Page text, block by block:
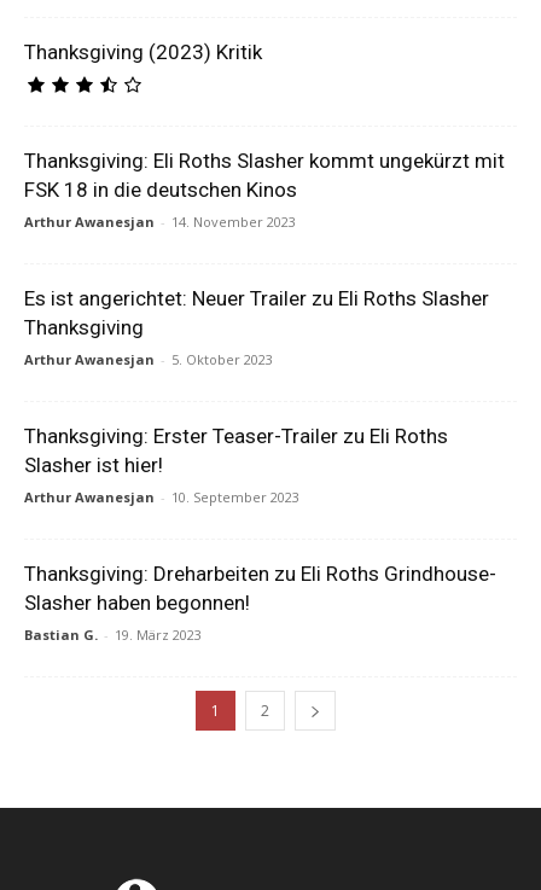
Thanksgiving (2023) Kritik
Thanksgiving: Eli Roths Slasher kommt ungekürzt mit
FSK 18 in die deutschen Kinos
Arthur Awanesjan - 14. November 2023
Es ist angerichtet: Neuer Trailer zu Eli Roths Slasher
Thanksgiving
Arthur Awanesjan - 5. Oktober 2023
Thanksgiving: Erster Teaser-Trailer zu Eli Roths
Slasher ist hier!
Arthur Awanesjan - 10. September 2023
Thanksgiving: Dreharbeiten zu Eli Roths Grindhouse-
Slasher haben begonnen!
Bastian G. - 19. März 2023
1 2